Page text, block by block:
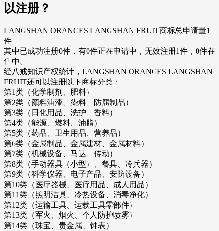
以注册？
LANGSHAN ORANCES LANGSHAN FRUIT商标总申请量1
件
其中已成功注册0件，有0件正在申请中，无效注册1件，0件在
售中。
经八戒知识产权统计，LANGSHAN ORANCES LANGSHAN
FRUIT还可以注册以下商标分类：
第1类（化学制剂、肥料）
第2类（颜料油漆、染料、防腐制品）
第3类（日化用品、洗护、香料）
第4类（能源、燃料、油脂）
第5类（药品、卫生用品、营养品）
第6类（金属制品、金属建材、金属材料）
第7类（机械设备、马达、传动）
第8类（手动器具（小型）、餐具、冷兵器）
第9类（科学仪器、电子产品、安防设备）
第10类（医疗器械、医疗用品、成人用品）
第11类（照明洁具、冷热设备、消毒净化）
第12类（运输工具、运载工具零部件）
第13类（军火、烟火、个人防护喷雾）
第14类（珠宝、贵金属、钟表）